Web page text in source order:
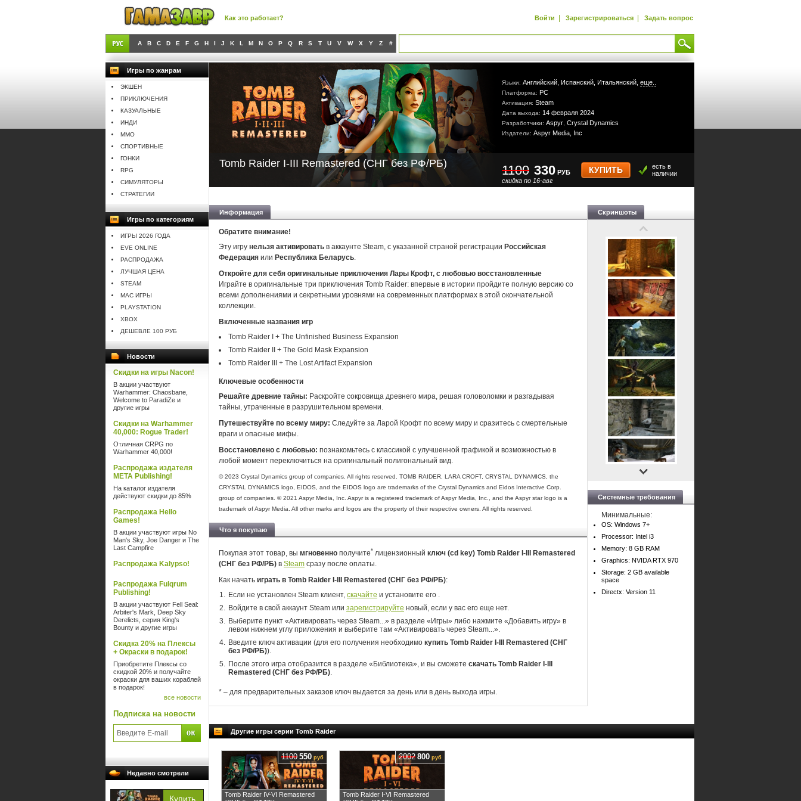
Как это работает? Войти | Зарегистрироваться | Задать вопрос
A B C D E F G H I J K L M N O P Q R S T U V W X Y Z #
Игры по жанрам
ЭКШЕН
ПРИКЛЮЧЕНИЯ
КАЗУАЛЬНЫЕ
ИНДИ
MMO
СПОРТИВНЫЕ
ГОНКИ
RPG
СИМУЛЯТОРЫ
СТРАТЕГИИ
Игры по категориям
ИГРЫ 2026 ГОДА
EVE ONLINE
РАСПРОДАЖА
ЛУЧШАЯ ЦЕНА
STEAM
MAC ИГРЫ
PLAYSTATION
XBOX
ДЕШЕВЛЕ 100 РУБ
Новости
Скидки на игры Nacon!
В акции участвуют
Warhammer: Chaosbane,
Welcome to ParadiZe и
другие игры
Скидки на Warhammer
40,000: Rogue Trader!
Отличная CRPG по
Warhammer 40,000!
Распродажа издателя
META Publishing!
На каталог издателя
действуют скидки до 85%
Распродажа Hello
Games!
В акции участвуют игры No
Man's Sky, Joe Danger и The
Last Campfire
Распродажа Kalypso!
Распродажа Fulqrum
Publishing!
В акции участвуют Fell Seal:
Arbiter's Mark, Deep Sky
Derelicts, серия King's
Bounty и другие игры
Скидка 20% на Плексы
+ Окраски в подарок!
Приобретите Плексы со
скидкой 20% и получайте
окраски для ваших кораблей
в подарок!
все новости
Подписка на новости
Недавно смотрели
Языки: Английский, Испанский, Итальянский, еще..
Платформа: PC
Активация: Steam
Дата выхода: 14 февраля 2024
Разработчики: Aspyr Crystal Dynamics
Издатели: Aspyr Media, Inc
Tomb Raider I-III Remastered (СНГ без РФ/РБ) 1100
скидка по 16-авг
330 РУБ КУПИТЬ
есть в
наличии
Информация
Обратите внимание!
Эту игру нельзя активировать в аккаунте Steam, с указанной страной регистрации Российская
Федерация или Республика Беларусь.
Откройте для себя оригинальные приключения Лары Крофт, с любовью восстановленные
Играйте в оригинальные три приключения Tomb Raider: впервые в истории пройдите полную версию со
всеми дополнениями и секретными уровнями на современных платформах в этой окончательной
коллекции.
Включенные названия игр
Tomb Raider I + The Unfinished Business Expansion
Tomb Raider II + The Gold Mask Expansion
Tomb Raider III + The Lost Artifact Expansion
Ключевые особенности
Решайте древние тайны: Раскройте сокровища древнего мира, решая головоломки и разгадывая
тайны, утраченные в разрушительном времени.
Путешествуйте по всему миру: Следуйте за Ларой Крофт по всему миру и сразитесь с смертельные
враги и опасные мифы.
Восстановлено с любовью: познакомьтесь с классикой с улучшенной графикой и возможностью в
любой момент переключиться на оригинальный полигональный вид.
© 2023 Crystal Dynamics group of companies. All rights reserved. TOMB RAIDER, LARA CROFT, CRYSTAL DYNAMICS, the
CRYSTAL DYNAMICS logo, EIDOS, and the EIDOS logo are trademarks of the Crystal Dynamics and Eidos Interactive Corp.
group of companies. © 2021 Aspyr Media, Inc. Aspyr is a registered trademark of Aspyr Media, Inc., and the Aspyr star logo is a
trademark of Aspyr Media. All other marks and logos are the property of their respective owners. All rights reserved.
Что я покупаю
Покупая этот товар, вы мгновенно получите* лицензионный ключ (cd key) Tomb Raider I-III Remastered
(СНГ без РФ/РБ) в Steam сразу после оплаты.
Как начать играть в Tomb Raider I-III Remastered (СНГ без РФ/РБ):
Если не установлен Steam клиент, скачайте и установите его .
Войдите в свой аккаунт Steam или зарегистрируйте новый, если у вас его еще нет.
Выберите пункт «Активировать через Steam...» в разделе «Игры» либо нажмите «Добавить игру» в
левом нижнем углу приложения и выберите там «Активировать через Steam...».
Введите ключ активации (для его получения необходимо купить Tomb Raider I-III Remastered (СНГ
без РФ/РБ)).
После этого игра отобразится в разделе «Библиотека», и вы сможете скачать Tomb Raider I-III
Remastered (СНГ без РФ/РБ).
* – для предварительных заказов ключ выдается за день или в день выхода игры.
Скриншоты
Системные требования
Минимальные:
OS: Windows 7+
Processor: Intel i3
Memory: 8 GB RAM
Graphics: NVIDA RTX 970
Storage: 2 GB available
space
Directx: Version 11
Другие игры серии Tomb Raider
Tomb Raider IV-VI Remastered
1100 550 руб
Tomb Raider I-VI Remastered
2002 800 руб